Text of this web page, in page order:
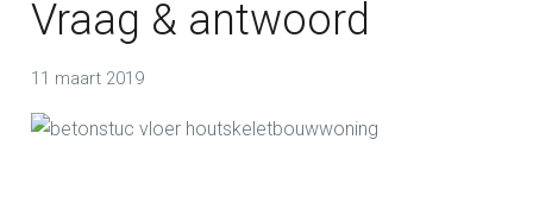
Vraag & antwoord
11 maart 2019